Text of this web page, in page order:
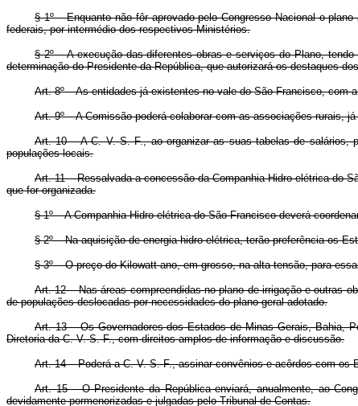
§ 1º – Enquanto não fôr aprovado pelo Congresso Nacional o
federais, por intermédio dos respectivos Ministérios.
§ 2º – A execução das diferentes obras e serviços do Plano,
determinação do Presidente da República, que autorizará os destaques
Art. 8º – As entidades já existentes no vale do São Francisco, com
Art. 9º – A Comissão poderá colaborar com as associações rurais,
Art. 10 – A C. V. S. F., ao organizar as suas tabelas de salários,
populações locais.
Art. 11 – Ressalvada a concessão da Companhia Hidro-elétrica do
que for organizada.
§ 1º – A Companhia Hidro-elétrica do São Francisco deverá
§ 2º – Na aquisição de energia hidro-elétrica, terão preferência os
§ 3º – O preço do Kilowatt-ano, em grosso, na alta tensão, para
Art. 12 – Nas áreas compreendidas no plano de irrigação e outras
de populações deslocadas por necessidades do plano geral adotado.
Art. 13 – Os Governadores dos Estados de Minas Gerais, Bahia,
Diretoria da C. V. S. F., com direitos amplos de informação e discussão.
Art. 14 – Poderá a C. V. S. F., assinar convênios e acôrdos com os
Art. 15 – O Presidente da República enviará, anualmente, ao
devidamente pormenorizadas e julgadas pelo Tribunal de Contas.